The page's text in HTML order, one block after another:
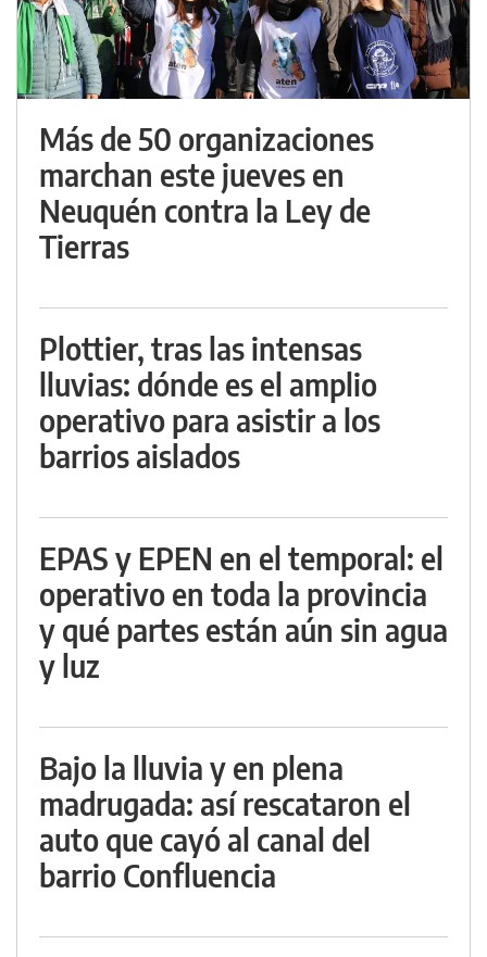
Más de 50 organizaciones
marchan este jueves en
Neuquén contra la Ley de
Tierras
Plottier, tras las intensas
lluvias: dónde es el amplio
operativo para asistir a los
barrios aislados
EPAS y EPEN en el temporal: el
operativo en toda la provincia
y qué partes están aún sin agua
y luz
Bajo la lluvia y en plena
madrugada: así rescataron el
auto que cayó al canal del
barrio Confluencia